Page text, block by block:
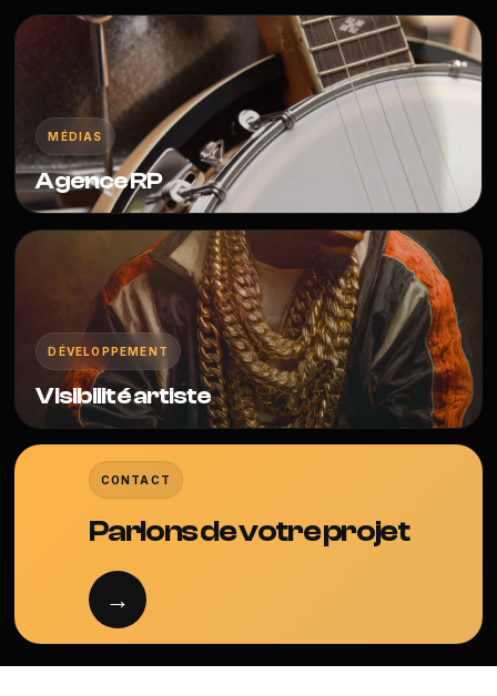
MÉDIAS
Agence RP
DÉVELOPPEMENT
Visibilité artiste
CONTACT
Parlons de votre projet
→